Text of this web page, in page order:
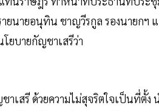
ยนายอนุทิน ชาญวีรกูล รองนายกฯ
โยบายกัญชาเสรีว่า
สรี ด้วยความไม่สุจริตใจเป็นที่ตั้ง